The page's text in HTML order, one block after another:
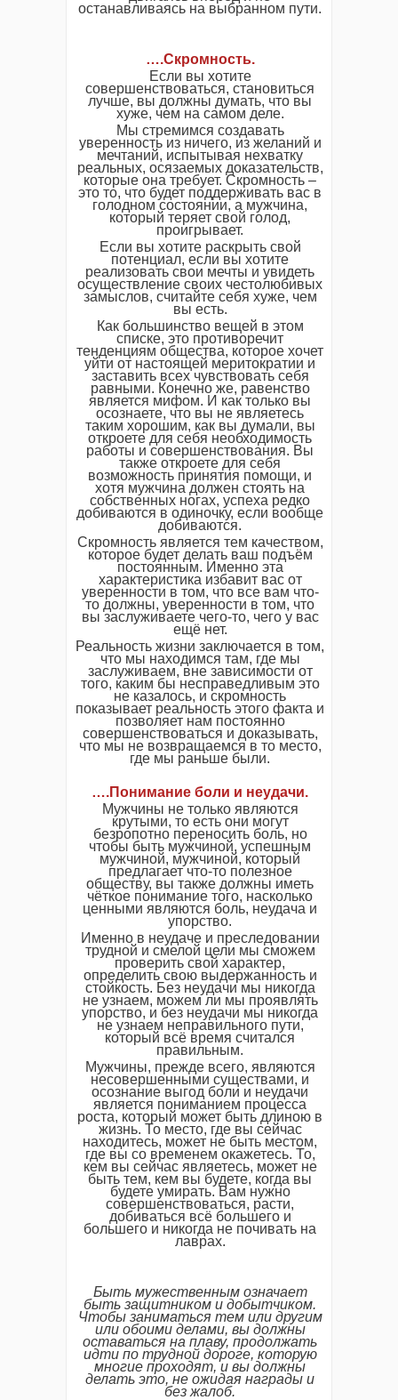
останавливаясь на выбранном пути.
….Скромность.
Если вы хотите
совершенствоваться, становиться
лучше, вы должны думать, что вы
хуже, чем на самом деле.
Мы стремимся создавать
уверенность из ничего, из желаний и
мечтаний, испытывая нехватку
реальных, осязаемых доказательств,
которые она требует. Скромность –
это то, что будет поддерживать вас в
голодном состоянии, а мужчина,
который теряет свой голод,
проигрывает.
Если вы хотите раскрыть свой
потенциал, если вы хотите
реализовать свои мечты и увидеть
осуществление своих честолюбивых
замыслов, считайте себя хуже, чем
вы есть.
Как большинство вещей в этом
списке, это противоречит
тенденциям общества, которое хочет
уйти от настоящей меритократии и
заставить всех чувствовать себя
равными. Конечно же, равенство
является мифом. И как только вы
осознаете, что вы не являетесь
таким хорошим, как вы думали, вы
откроете для себя необходимость
работы и совершенствования. Вы
также откроете для себя
возможность принятия помощи, и
хотя мужчина должен стоять на
собственных ногах, успеха редко
добиваются в одиночку, если вообще
добиваются.
Скромность является тем качеством,
которое будет делать ваш подъём
постоянным. Именно эта
характеристика избавит вас от
уверенности в том, что все вам что-
то должны, уверенности в том, что
вы заслуживаете чего-то, чего у вас
ещё нет.
Реальность жизни заключается в том,
что мы находимся там, где мы
заслуживаем, вне зависимости от
того, каким бы несправедливым это
не казалось, и скромность
показывает реальность этого факта и
позволяет нам постоянно
совершенствоваться и доказывать,
что мы не возвращаемся в то место,
где мы раньше были.
….Понимание боли и неудачи.
Мужчины не только являются
крутыми, то есть они могут
безропотно переносить боль, но
чтобы быть мужчиной, успешным
мужчиной, мужчиной, который
предлагает что-то полезное
обществу, вы также должны иметь
чёткое понимание того, насколько
ценными являются боль, неудача и
упорство.
Именно в неудаче и преследовании
трудной и смелой цели мы сможем
проверить свой характер,
определить свою выдержанность и
стойкость. Без неудачи мы никогда
не узнаем, можем ли мы проявлять
упорство, и без неудачи мы никогда
не узнаем неправильного пути,
который всё время считался
правильным.
Мужчины, прежде всего, являются
несовершенными существами, и
осознание выгод боли и неудачи
является пониманием процесса
роста, который может быть длиною в
жизнь. То место, где вы сейчас
находитесь, может не быть местом,
где вы со временем окажетесь. То,
кем вы сейчас являетесь, может не
быть тем, кем вы будете, когда вы
будете умирать. Вам нужно
совершенствоваться, расти,
добиваться всё большего и
большего и никогда не почивать на
лаврах.
Быть мужественным означает
быть защитником и добытчиком.
Чтобы заниматься тем или другим
или обоими делами, вы должны
оставаться на плаву, продолжать
идти по трудной дороге, которую
многие проходят, и вы должны
делать это, не ожидая награды и
без жалоб.